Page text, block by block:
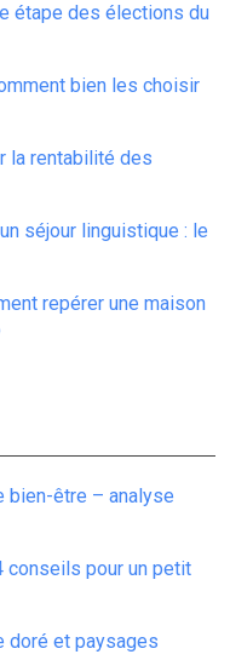
étape des élections du
bien les choisir
la rentabilité des
séjour linguistique : le
repérer une maison
bien-être – analyse
conseils pour un petit
doré et paysages